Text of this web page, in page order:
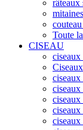
râteaux
Toute
CISEAU
ciseaux
ciseaux
ciseaux